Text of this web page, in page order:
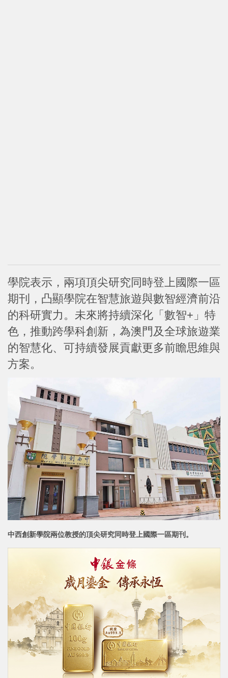
學院表示，兩項頂尖研究同時登上國際一區
期刊，凸顯學院在智慧旅遊與數智經濟前沿
的科研實力。未來將持續深化「數智+」特
色，推動跨學科創新，為澳門及全球旅遊業
的智慧化、可持續發展貢獻更多前瞻思維與
方案。
中西創新學院兩位教授的頂尖研究同時登上國際一區期刊。